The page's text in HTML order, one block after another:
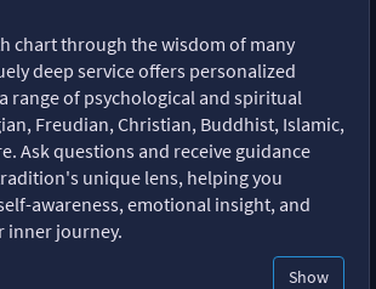
chart through the wisdom of many
deep service offers personalized
range of psychological and spiritual
Freudian, Christian, Buddhist, Islamic,
Ask questions and receive guidance
unique lens, helping you
awareness, emotional insight, and
inner journey.
Show